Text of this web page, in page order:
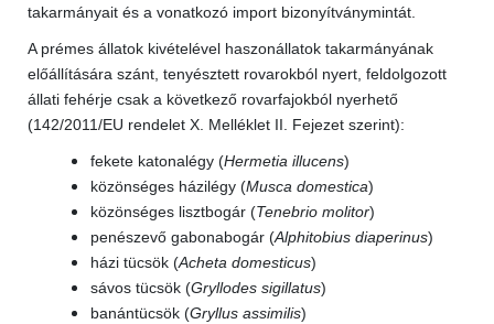
takarmányait és a vonatkozó import bizonyítványmintát.
A prémes állatok kivételével haszonállatok takarmányának
előállítására szánt, tenyésztett rovarokból nyert, feldolgozott
állati fehérje csak a következő rovarfajokból nyerhető
(142/2011/EU rendelet X. Melléklet II. Fejezet szerint):
fekete katonalégy (Hermetia illucens)
közönséges házilégy (Musca domestica)
közönséges lisztbogár (Tenebrio molitor)
penészevő gabonabogár (Alphitobius diaperinus)
házi tücsök (Acheta domesticus)
sávos tücsök (Gryllodes sigillatus)
banántücsök (Gryllus assimilis)